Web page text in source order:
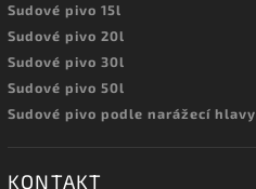
Sudové pivo 15l
Sudové pivo 20l
Sudové pivo 30l
Sudové pivo 50l
Sudové pivo podle narážecí hlavy
KONTAKT